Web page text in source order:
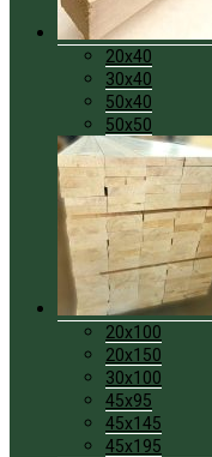
20x40
30x40
50x40
50x50
20x100
20x150
30x100
45x95
45x145
45x195